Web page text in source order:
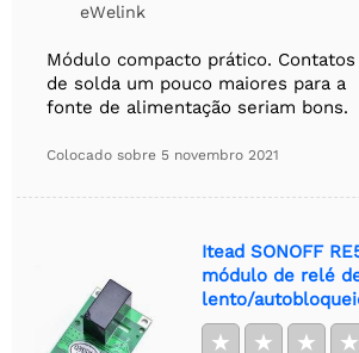
eWelink
Módulo compacto prático. Contatos
de solda um pouco maiores para a
fonte de alimentação seriam bons.
Colocado sobre 5 novembro 2021
Itead SONOFF
módulo de relé
lento/
★ ★ ★ ★